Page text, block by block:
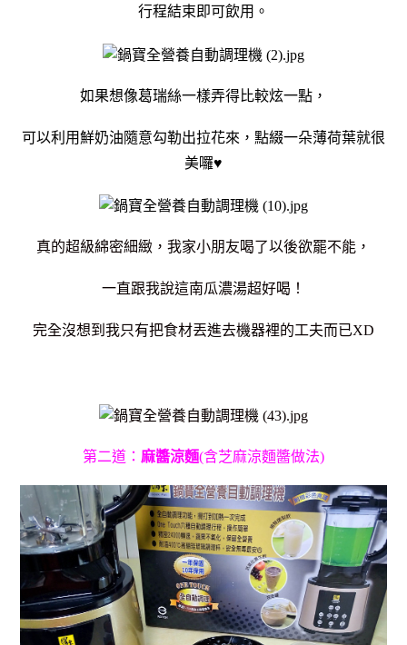
行程結束即可飲用。
如果想像葛瑞絲一樣弄得比較炫一點，
可以利用鮮奶油隨意勾勒出拉花來，點綴一朵薄荷葉就很
美囉♥
真的超級綿密細緻，我家小朋友喝了以後欲罷不能，
一直跟我說這南瓜濃湯超好喝！
完全沒想到我只有把食材丟進去機器裡的工夫而已XD
第二道： 麻醬涼麵(含芝麻涼麵醬做法)